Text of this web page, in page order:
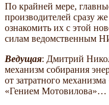
По крайней мере,
производителей сразу
ознакомить их с этой
силам ведомственным
Ведущая: Дмитрий
механизм собирания
от затратного
«Гением Мотовилова»…